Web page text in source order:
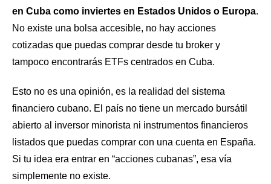
en Cuba como inviertes en Estados Unidos o Europa.
No existe una bolsa accesible, no hay acciones
cotizadas que puedas comprar desde tu broker y
tampoco encontrarás ETFs centrados en Cuba.
Esto no es una opinión, es la realidad del sistema
financiero cubano. El país no tiene un mercado bursátil
abierto al inversor minorista ni instrumentos financieros
listados que puedas comprar con una cuenta en España.
Si tu idea era entrar en “acciones cubanas”, esa vía
simplemente no existe.